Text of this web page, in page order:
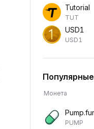
Tutorial
TUT
USD1
USD1
Монета
PUMP